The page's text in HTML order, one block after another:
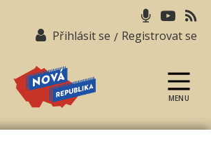
Přihlásit se / Registrovat se
republika
MENU